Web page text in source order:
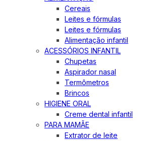
Cereais
Leites e fórmulas
Leites e fórmulas
Alimentação infantil
ACESSÓRIOS INFANTIL
Chupetas
Aspirador nasal
Termômetros
Brincos
HIGIENE ORAL
Creme dental infantil
PARA MAMÃE
Extrator de leite